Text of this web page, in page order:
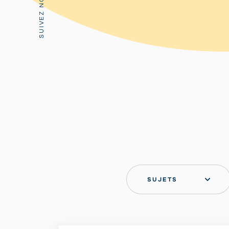
SUIVEZ NOUS:
SUJETS